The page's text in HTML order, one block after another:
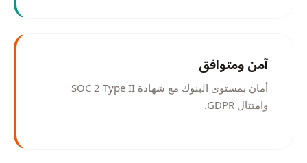
آمن ومتوافق
أمان بمستوى البنوك مع شهادة SOC 2 Type II
وامتثال GDPR.